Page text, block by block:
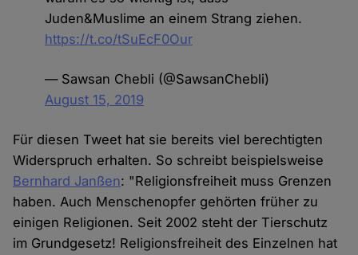
Juden&Muslime an einem Strang ziehen.
https://t.co/tSuEcF0Our
— Sawsan Chebli (@SawsanChebli)
August 15, 2019
Für diesen Tweet hat sie bereits viel berechtigten
Widerspruch erhalten. So schreibt beispielsweise
Bernhard Janßen: "Religionsfreiheit muss Grenzen
haben. Auch Menschenopfer gehörten früher zu
einigen Religionen. Seit 2002 steht der Tierschutz
im Grundgesetz! Religionsfreiheit des Einzelnen hat